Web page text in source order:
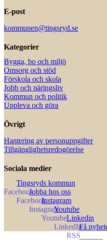
E-post
kommunen@tingsryd.se
Kategorier
Bygga, bo och miljö
Omsorg och stöd
Förskola och skola
Jobb och näringsliv
Kommun och politik
Uppleva och göra
Övrigt
Hantering av personuppgifter
Tillgänglighetsredogörelse
Sociala medier
Tingsryds kommun
Jobba hos oss
Instagram
Youtube
Linkedin
Få